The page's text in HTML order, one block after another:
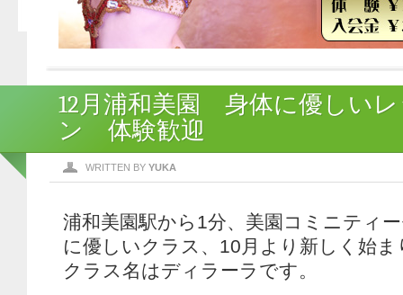
12月浦和美園 身体に優しい
ン 体験歓迎
WRITTEN BY YUKA
浦和美園駅から1分、美園コミニティ
に優しいクラス、10月より新しく始
クラス名はディラーラです。